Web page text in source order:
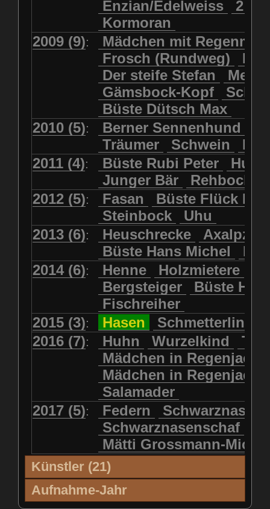
Enzian/Edelweiss
2
Kormoran
2009 (9):
Mädchen mit
Frosch (Rundweg)
Der steife Stefan
Gämsbock-Kopf
Büste Dütsch Max
2010 (5): Berner Sennenhund
Träumer
Schwein
2011 (4): Büste Rubi Peter
Junger Bär
2012 (5): Fasan
Büste Flück
Steinbock
Uhu
2013 (6): Heuschrecke
Büste Hans Michel
2014 (6): Henne Holzmietere
Bergsteiger
Büste HP
Fischreiher
2015 (3): Hasen Schmetterlinge
2016 (7): Huhn Wurzelkind
Mädchen in
Mädchen in Regenjacke
Salamader
2017 (5): Federn
Schwarznasenschaf
Mätti Grossmann-
Künstler (21)
Künstler (21)
Blatter, Christina
Aufnahme-Jahr